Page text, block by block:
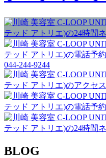
044-244-9244
BLOG